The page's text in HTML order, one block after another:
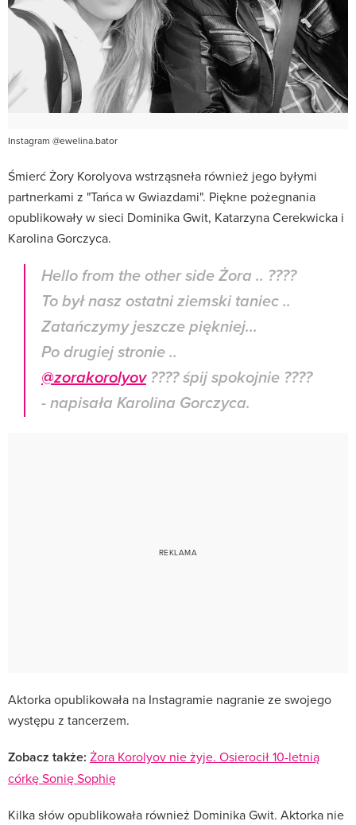
Instagram @ewelina.bator
Śmierć Żory Korolyova wstrząsneła również jego byłymi
partnerkami z "Tańca w Gwiazdami". Piękne pożegnania
opublikowały w sieci Dominika Gwit, Katarzyna Cerekwicka i
Karolina Gorczyca.
Hello from the other side Żora .. ????
To był nasz ostatni ziemski taniec ..
Zatańczymy jeszcze piękniej...
Po drugiej stronie ..
@zorakorolyov???? śpij spokojnie ????
- napisała Karolina Gorczyca.
Aktorka opublikowała na Instagramie nagranie ze swojego
występu z tancerzem.
Zobacz także: Żora Korolyov nie żyje. Osierocił 10-letnią
córkę Sonię Sophię
Kilka słów opublikowała również Dominika Gwit. Aktorka nie